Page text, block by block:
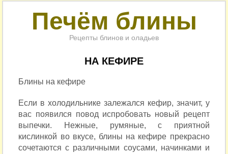
Печём блины
Рецепты блинов и оладьев
НА КЕФИРЕ
Блины на кефире
Если в холодильнике залежался кефир, значит, у
вас появился повод испробовать новый рецепт
выпечки. Нежные, румяные, с приятной
кислинкой во вкусе, блины на кефире прекрасно
сочетаются с различными соусами, начинками и